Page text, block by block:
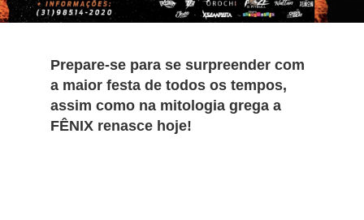
Prepare-se para se surpreender com
a maior festa de todos os tempos,
assim como na mitologia grega a
FÊNIX renasce hoje!